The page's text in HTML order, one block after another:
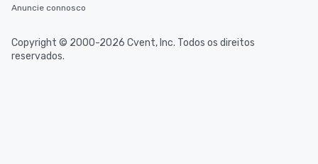
Anuncie connosco
Copyright © 2000-2026 Cvent, Inc. Todos os direitos
reservados.